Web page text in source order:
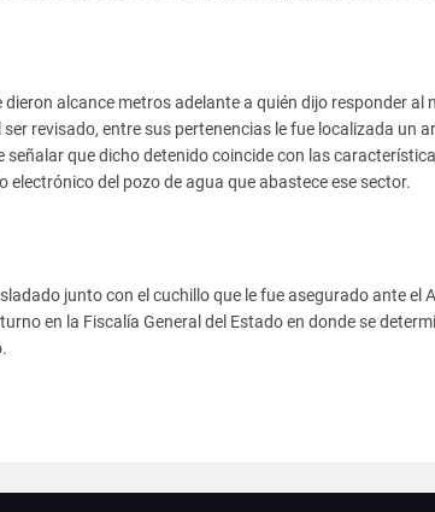
alcance metros adelante a quién dijo responder al
revisado, entre sus pertenencias le fue localizada un
señalar que dicho detenido coincide con las
electrónico del pozo de agua que abastece ese sector.
junto con el cuchillo que le fue asegurado ante el
en la Fiscalía General del Estado en donde se